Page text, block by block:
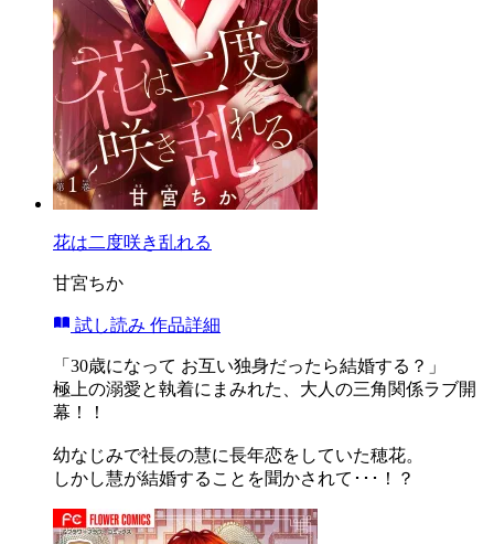
花は二度咲き乱れる
甘宮ちか
試し読み 作品詳細
「30歳になって お互い独身だったら結婚する？」
極上の溺愛と執着にまみれた、大人の三角関係ラブ開
幕！！
幼なじみで社長の慧に長年恋をしていた穂花。
しかし慧が結婚することを聞かされて･･･！？